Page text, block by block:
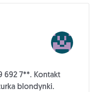
692 7**. Kontakt
blondynki.